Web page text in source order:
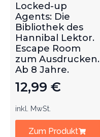
Locked-up
Agents: Die
Bibliothek des
Hannibal Lektor.
Escape Room
zum Ausdrucken.
Ab 8 Jahre.
12,99 €
inkl. MwSt.
Zum Produkt